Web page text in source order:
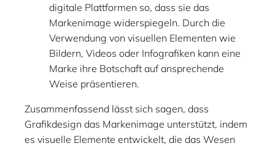
digitale Plattformen so, dass sie das
Markenimage widerspiegeln. Durch die
Verwendung von visuellen Elementen wie
Bildern, Videos oder Infografiken kann eine
Marke ihre Botschaft auf ansprechende
Weise präsentieren.
Zusammenfassend lässt sich sagen, dass
Grafikdesign das Markenimage unterstützt, indem
es visuelle Elemente entwickelt, die das Wesen